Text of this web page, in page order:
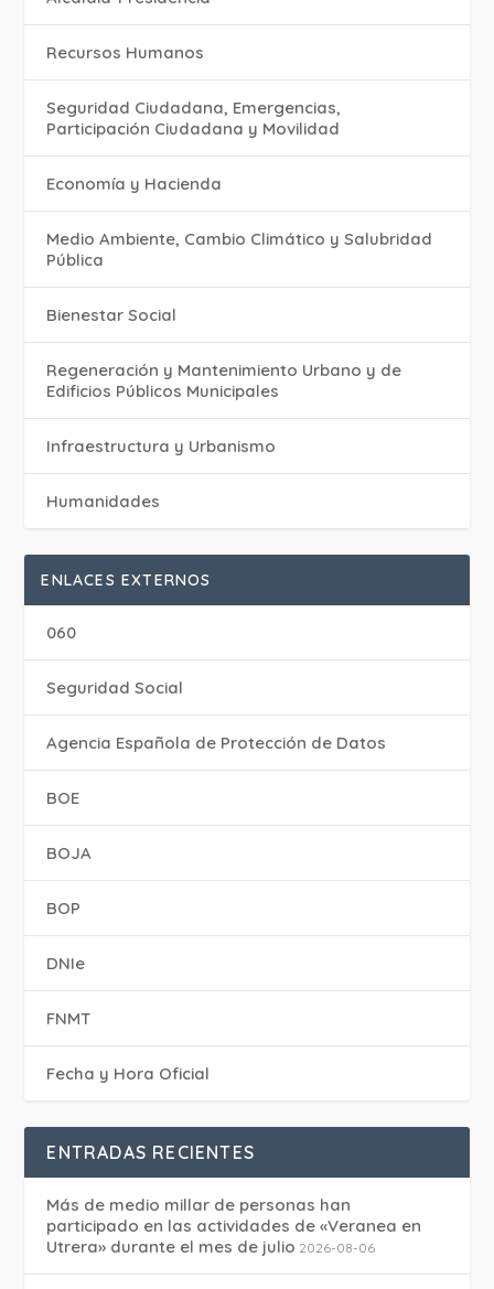
Recursos Humanos
Seguridad Ciudadana, Emergencias,
Participación Ciudadana y Movilidad
Economía y Hacienda
Medio Ambiente, Cambio Climático y Salubridad
Pública
Bienestar Social
Regeneración y Mantenimiento Urbano y de
Edificios Públicos Municipales
Infraestructura y Urbanismo
Humanidades
ENLACES EXTERNOS
060
Seguridad Social
Agencia Española de Protección de Datos
BOE
BOJA
BOP
DNIe
FNMT
Fecha y Hora Oficial
ENTRADAS RECIENTES
Más de medio millar de personas han
participado en las actividades de «Veranea en
Utrera» durante el mes de julio 2026-08-06